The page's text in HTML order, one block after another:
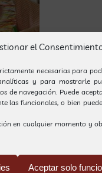
el
necesarias para
y para mostrarle
de navegación. Puede
las funcionales, o bien
en cualquier momento y
Aceptar solo
i.. Taller de